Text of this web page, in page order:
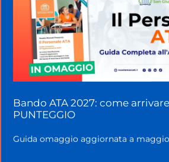
È quindi in linea, anche
particolareggiato, con la
aggiornata che ho
ministro a inizio
caso di difficoltà a
ddl di cui si occuperà la
Bando ATA 2027: come
PUNTEGGIO
Guida omaggio aggiornata a